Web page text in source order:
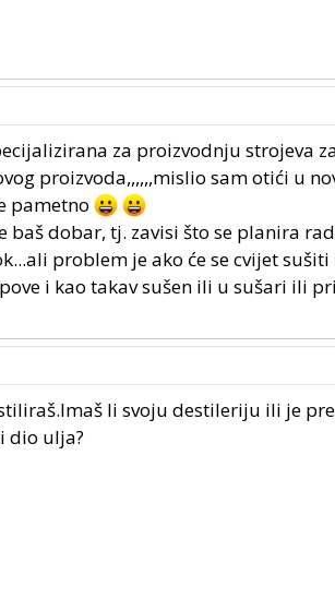
za proizvodnju strojeva
proizvoda,,,,,,mislio sam otići u
pametno
dobar, tj. zavisi što se planira
problem je ako će se cvijet
i kao takav sušen ili u sušari ili
li svoju destileriju ili je
dio ulja?